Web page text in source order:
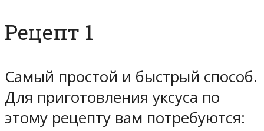
Рецепт 1
Самый простой и быстрый способ.
Для приготовления уксуса по
этому рецепту вам потребуются: